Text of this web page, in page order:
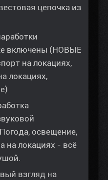
цепочка из
включены (НОВЫЕ
на локациях,
локациях,
освещение,
на локациях - всё
взгляд на